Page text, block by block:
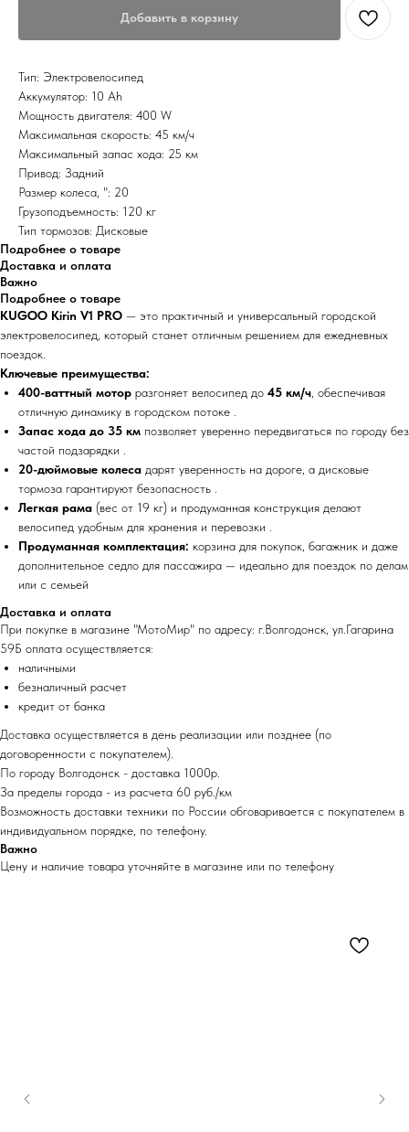
Добавить в корзину
Тип: Электровелосипед
Аккумулятор: 10 Ah
Мощность двигателя: 400 W
Максимальная скорость: 45 км/ч
Максимальный запас хода: 25 км
Привод: Задний
Размер колеса, ": 20
Грузоподъемность: 120 кг
Тип тормозов: Дисковые
Подробнее о товаре
Доставка и оплата
Важно
Подробнее о товаре
KUGOO Kirin V1 PRO — это практичный и универсальный городской
электровелосипед, который станет отличным решением для ежедневных
поездок.
Ключевые преимущества:
400-ваттный мотор разгоняет велосипед до 45 км/ч , обеспечивая
отличную динамику в городском потоке .
Запас хода до 35 км позволяет уверенно передвигаться по городу без
частой подзарядки .
20-дюймовые колеса дарят уверенность на дороге, а дисковые
тормоза гарантируют безопасность .
Легкая рама (вес от 19 кг) и продуманная конструкция делают
велосипед удобным для хранения и перевозки .
Продуманная комплектация: корзина для покупок, багажник и даже
дополнительное седло для пассажира — идеально для поездок по делам
или с семьей
Доставка и оплата
При покупке в магазине "МотоМир" по адресу: г.Волгодонск, ул.Гагарина
59Б оплата осуществляется:
наличными
безналичный расчет
кредит от банка
Доставка осуществляется в день реализации или позднее (по
договоренности с покупателем).
По городу Волгодонск - доставка 1000р.
За пределы города - из расчета 60 руб./км
Возможность доставки техники по России обговаривается с покупателем в
индивидуальном порядке, по телефону.
Важно
Цену и наличие товара уточняйте в магазине или по телефону